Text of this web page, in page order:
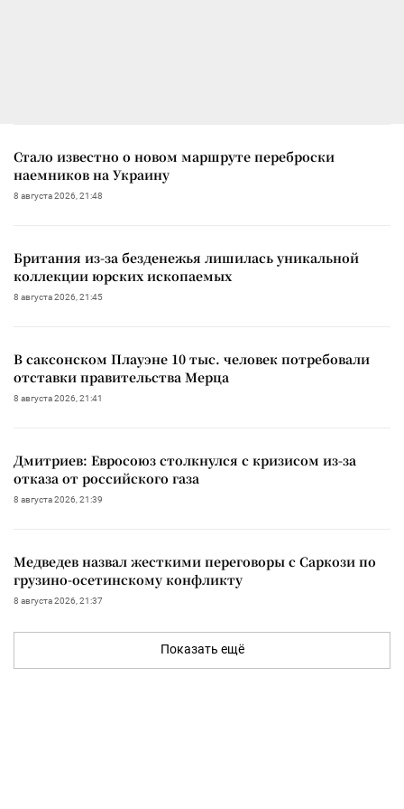
Стало известно о новом маршруте переброски
наемников на Украину
8 августа 2026, 21:48
Британия из-за безденежья лишилась уникальной
коллекции юрских ископаемых
8 августа 2026, 21:45
В саксонском Плауэне 10 тыс. человек потребовали
отставки правительства Мерца
8 августа 2026, 21:41
Дмитриев: Евросоюз столкнулся с кризисом из-за
отказа от российского газа
8 августа 2026, 21:39
Медведев назвал жесткими переговоры с Саркози по
грузино-осетинскому конфликту
8 августа 2026, 21:37
Показать ещё